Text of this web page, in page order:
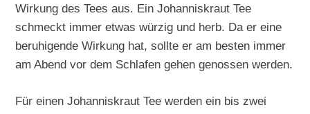
Wirkung des Tees aus. Ein Johanniskraut Tee
schmeckt immer etwas würzig und herb. Da er eine
beruhigende Wirkung hat, sollte er am besten immer
am Abend vor dem Schlafen gehen genossen werden.
Für einen Johanniskraut Tee werden ein bis zwei